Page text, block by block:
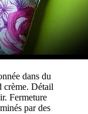
dans du
crème. Détail
Fermeture
par des